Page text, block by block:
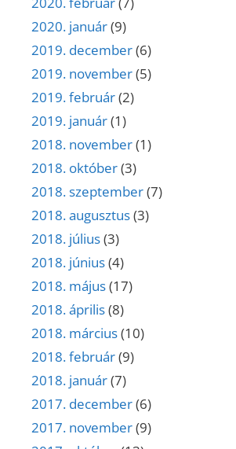
2020. január(9)
2019. december(6)
2019. november(5)
2019. február(2)
2019. január(1)
2018. november(1)
2018. október(3)
2018. szeptember(7)
2018. augusztus(3)
2018. július(3)
2018. június(4)
2018. május(17)
2018. április(8)
2018. március(10)
2018. február(9)
2018. január(7)
2017. december(6)
2017. november(9)